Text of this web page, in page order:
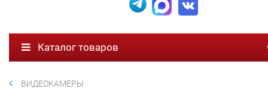
Каталог товаров
ВИДЕОКАМЕРЫ